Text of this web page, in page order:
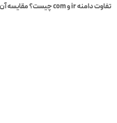
تفاوت دامنه ir و com چیست؟ مقایسه آن ها و انتخاب بهترین